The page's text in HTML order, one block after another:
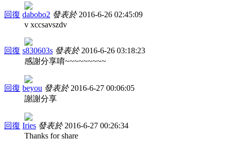
回復 dabobo2 發表於 2016-6-26 02:45:09
v xccsavszdv
回復 s830603s 發表於 2016-6-26 03:18:23
感謝分享唷~~~~~~~~~
回復 beyou 發表於 2016-6-27 00:06:05
謝謝分享
回復 Iries 發表於 2016-6-27 00:26:34
Thanks for share